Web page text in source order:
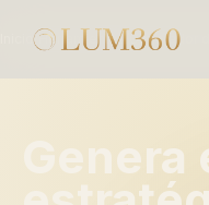
Inicio/ Herramientas/ Generador